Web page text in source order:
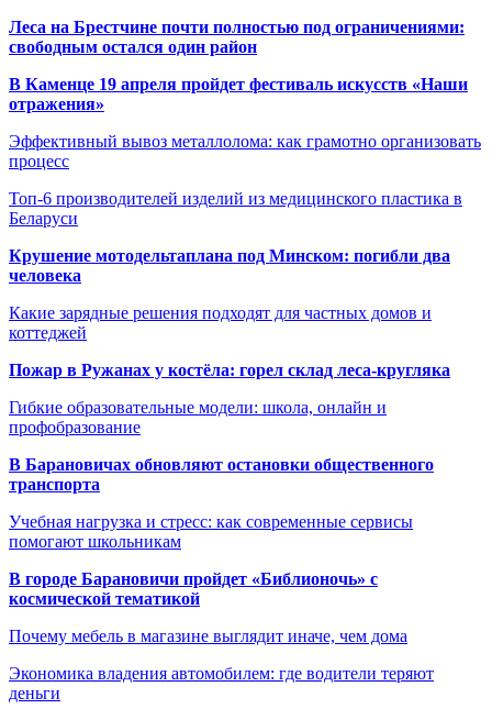
Леса на Брестчине почти полностью под ограничениями:
свободным остался один район
В Каменце 19 апреля пройдет фестиваль искусств «Наши
отражения»
Эффективный вывоз металлолома: как грамотно организовать
процесс
Топ-6 производителей изделий из медицинского пластика в
Беларуси
Крушение мотодельтаплана под Минском: погибли два
человека
Какие зарядные решения подходят для частных домов и
коттеджей
Пожар в Ружанах у костёла: горел склад леса-кругляка
Гибкие образовательные модели: школа, онлайн и
профобразование
В Барановичах обновляют остановки общественного
транспорта
Учебная нагрузка и стресс: как современные сервисы
помогают школьникам
В городе Барановичи пройдет «Библионочь» с
космической тематикой
Почему мебель в магазине выглядит иначе, чем дома
Экономика владения автомобилем: где водители теряют
деньги